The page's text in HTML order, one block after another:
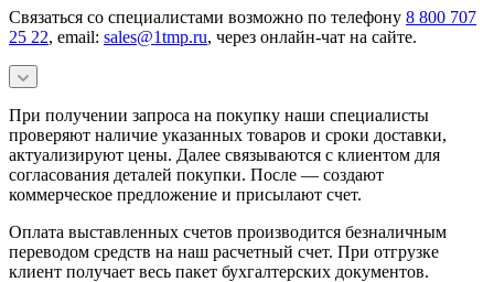
Связаться со специалистами возможно по телефону 8 800 707
25 22, email: sales@1tmp.ru, через онлайн-чат на сайте.
При получении запроса на покупку наши специалисты
проверяют наличие указанных товаров и сроки доставки,
актуализируют цены. Далее связываются с клиентом для
согласования деталей покупки. После — создают
коммерческое предложение и присылают счет.
Оплата выставленных счетов производится безналичным
переводом средств на наш расчетный счет. При отгрузке
клиент получает весь пакет бухгалтерских документов.